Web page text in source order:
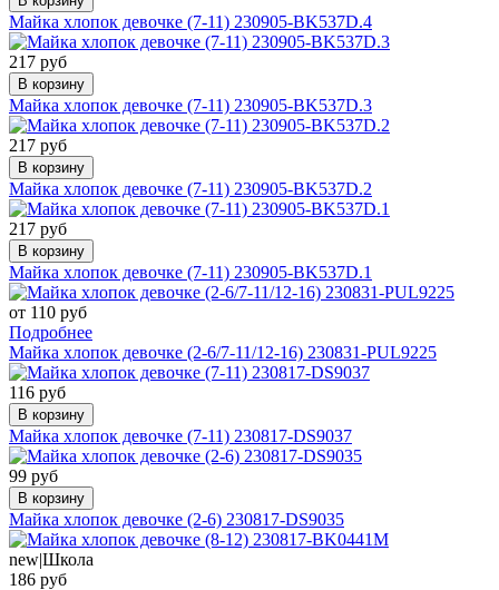
Майка хлопок девочке (7-11) 230905-BK537D.4
217 руб
В корзину
Майка хлопок девочке (7-11) 230905-BK537D.3
217 руб
В корзину
Майка хлопок девочке (7-11) 230905-BK537D.2
217 руб
В корзину
Майка хлопок девочке (7-11) 230905-BK537D.1
от 110 руб
Подробнее
Майка хлопок девочке (2-6/7-11/12-16) 230831-PUL9225
116 руб
В корзину
Майка хлопок девочке (7-11) 230817-DS9037
99 руб
В корзину
Майка хлопок девочке (2-6) 230817-DS9035
new|Школа
186 руб